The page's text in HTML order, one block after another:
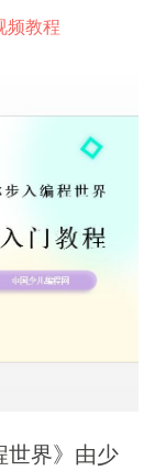
频教程
世界》由少